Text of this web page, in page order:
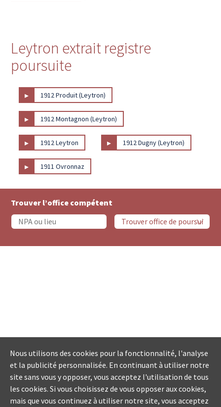
Leytron extrait registre
poursuite
▸ 1912 Produit (Leytron)
▸ 1912 Montagnon (Leytron)
▸ 1912 Leytron ▸ 1912 Dugny (Leytron)
▸ 1911 Ovronnaz
Trouver l’office compétent
Nous utilisons des cookies pour la fonctionnalité, l'analyse
et la publicité personnalisée. En continuant à utiliser notre
site sans vous y opposer, vous acceptez l'utilisation de tous
les cookies. Si vous choisissez de vous opposer aux cookies,
mais que vous continuez à utiliser notre site, vous acceptez